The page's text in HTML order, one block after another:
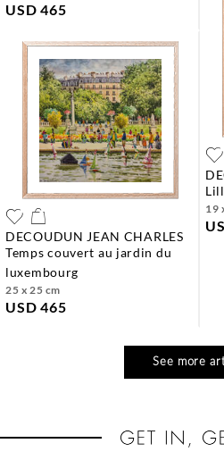
USD 465
DECOUDUN JEAN CHARLES
temps couvert au jardin du
luxembourg
25 x 25 cm
USD 465
19
See more